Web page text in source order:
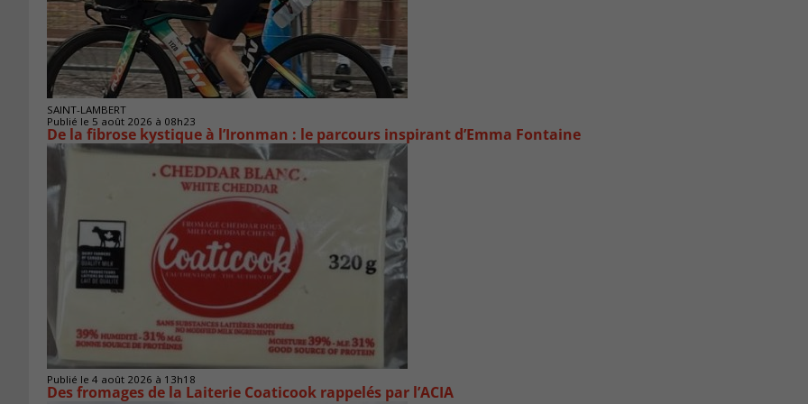
SAINT-LAMBERT
Publié le 5 août 2026 à 08h23
De la fibrose kystique à l’Ironman : le parcours inspirant d’Emma Fontaine
Publié le 4 août 2026 à 13h18
Des fromages de la Laiterie Coaticook rappelés par l’ACIA